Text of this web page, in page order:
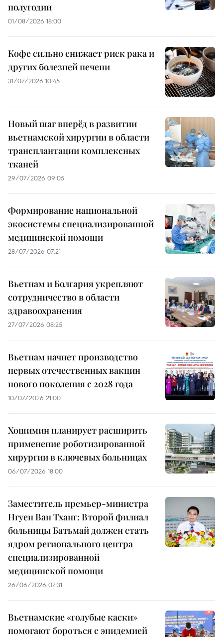
полугодии
01/08/2026 18:00
Кофе сильно снижает риск рака и
других болезней печени
31/07/2026 10:45
Новый шаг вперёд в развитии
вьетнамской хирургии в области
трансплантации комплексных
тканей
29/07/2026 09:05
Формирование национальной
экосистемы специализированной
медицинской помощи
28/07/2026 07:21
Вьетнам и Болгария укрепляют
сотрудничество в области
здравоохранения
27/07/2026 08:25
Вьетнам начнет производство
первых отечественных вакцин
нового поколения с 2028 года
10/07/2026 21:00
Хошимин планирует расширить
применение роботизированной
хирургии в ключевых больницах
06/07/2026 18:00
Заместитель премьер-министра
Нгуен Ван Тханг: Второй филиал
больницы Батьмай должен стать
ядром регионального центра
специализированной
медицинской помощи
26/06/2026 07:31
Вьетнамские «голубые каски»
помогают бороться с эпидемией